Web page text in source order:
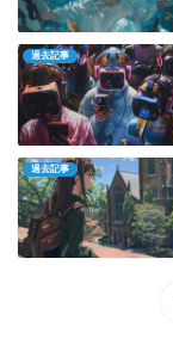
過去記事
過去記事